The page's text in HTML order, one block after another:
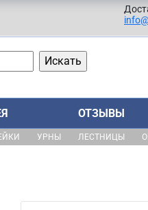
ОТЗЫВЫ
УРНЫ ЛЕСТНИЦЫ